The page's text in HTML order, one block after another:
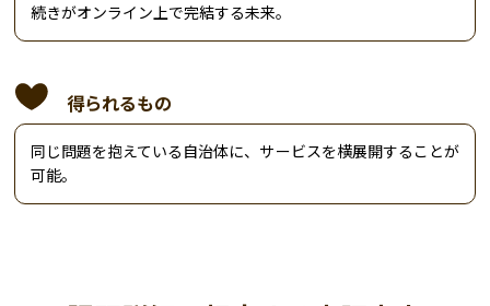
続きがオンライン上で完結する未来。
得られるもの
同じ問題を抱えている自治体に、サービスを横展開することが
可能。